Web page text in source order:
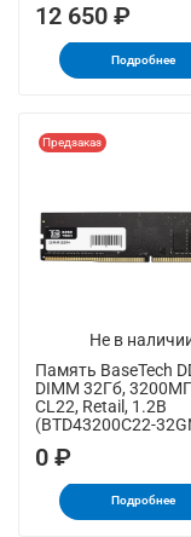
12 650 ₽
Подробнее
Не в
Предзаказ
Память BaseTech
DIMM 32Гб,
CL22, Retail, 1.2В
(BTD43200C22-
0 ₽
Подробнее